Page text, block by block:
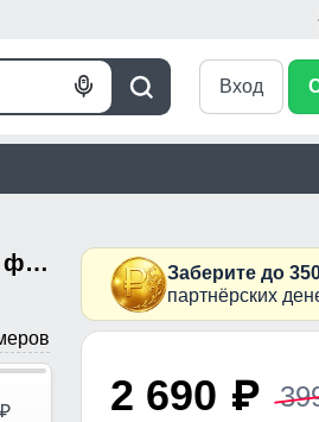
Поиск
Голосовой
Вход
Женские брюки из софтшелла с флисом и регулировкой талии горчичного цвета 9634_1G
p
Заберите до
партнёрских
2 690 p